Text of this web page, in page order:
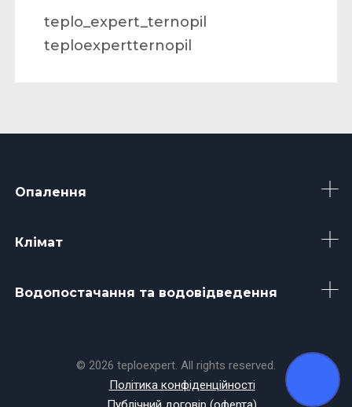
teplo_expert_ternopil
teploexpertternopil
Опалення
Клімат
Водопостачання та водовідведення
© 2026 teploexpert. All rights reserved.
Політика конфіденційності